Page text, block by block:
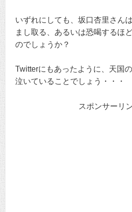
いずれにしても、坂口杏里さん
まし取る、あるいは恐喝するほ
のでしょうか？
Twitterにもあったように、天国
泣いていることでしょう・・・
スポンサーリ